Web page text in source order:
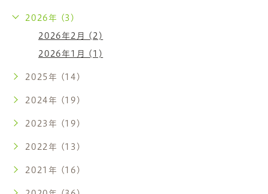
2026年 (3)
2026年2月 (2)
2026年1月 (1)
2025年 (14)
2024年 (19)
2023年 (19)
2022年 (13)
2021年 (16)